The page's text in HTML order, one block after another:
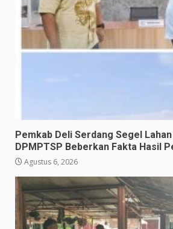
Pemkab Deli Serdang Segel
DPMPTSP Beberkan Fakta Hasil
Agustus 6, 2026